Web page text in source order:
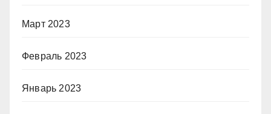
Март 2023
Февраль 2023
Январь 2023